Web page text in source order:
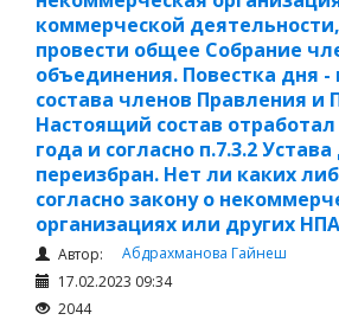
коммерческой
провести общее Собрание
объединения. Повестка дня -
состава членов Правления и
Настоящий состав отработал
года и согласно п.7.3.2
переизбран. Нет ли каких
согласно закону о
организациях или других
Автор:
Абдрахманова Гайнеш
17.02.2023 09:34
2044